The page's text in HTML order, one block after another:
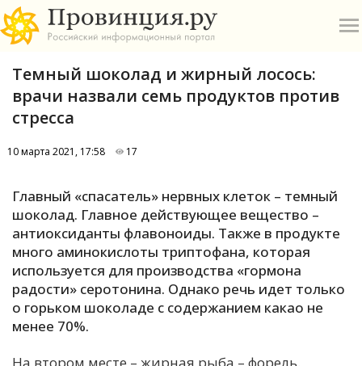
А
Б
В
П
Темный шоколад и жирный лосось:
врачи назвали семь продуктов против
стресса
10 марта 2021, 17:58 17
Главный «спасатель» нервных клеток – темный
шоколад. Главное действующее вещество –
антиоксиданты флавоноиды. Также в продукте
много аминокислоты триптофана, которая
используется для производства «гормона
радости» серотонина. Однако речь идет только
о горьком шоколаде с содержанием какао не
менее 70%.